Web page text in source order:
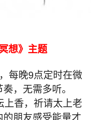
想》主题
每晚9点定时在微
，无需多听。
上香，祈请太上老
朋友感受能量才